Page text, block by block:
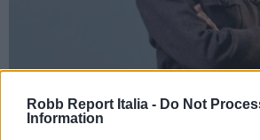
Robb Report Italia - Do Not
Information